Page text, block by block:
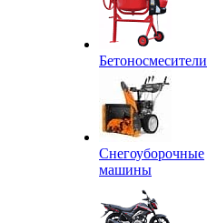
Бетоносмесители
Снегоуборочные
машины